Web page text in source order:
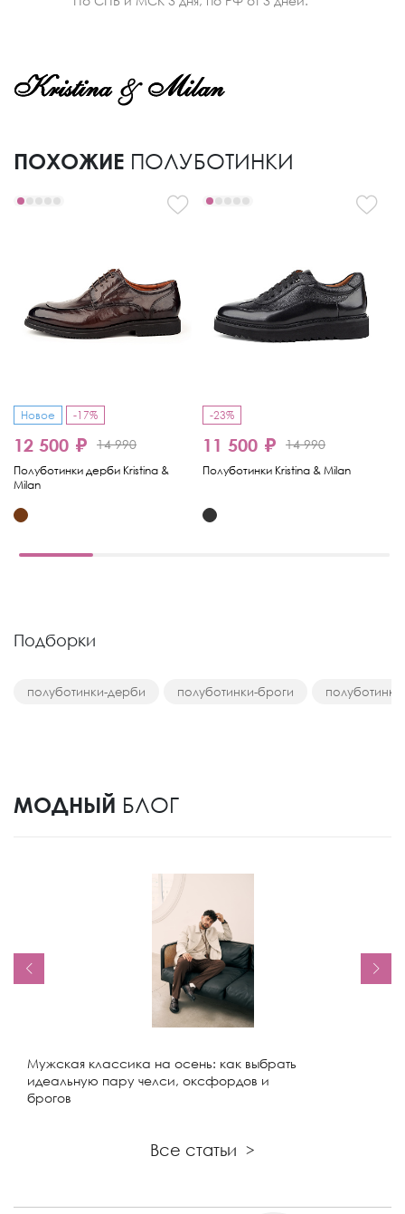
ПОХОЖИЕ ПОЛУБОТИНКИ
Новое -17%
12 500 ₽ 14 990
Полуботинки дерби Kristina &
Milan
-23%
11 500 ₽ 14 990
Полуботинки Kristina & Milan
Подборки
полуботинки-дерби полуботинки-броги
МОДНЫЙ БЛОГ
Мужская классика на осень: как выбрать
идеальную пару челси, оксфордов и
брогов
Все статьи >